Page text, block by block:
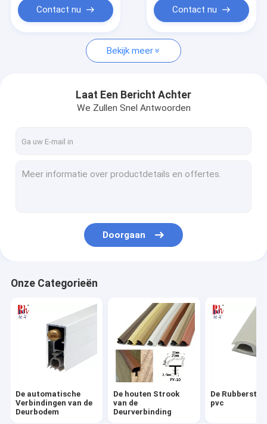
Nieuws
De houten Strook van de Deurverbinding
De Rubberstrook van pvc
De Stroken van de doucheverbinding
Het zelfklevende Weer Ontdoen van
De Rubberverbindingen van EPDM
Vuurvaste Verbindingen
Contact nu Contact nu
Bekijk meer
Laat Een Bericht Achter
We Zullen Snel Antwoorden
Doorgaan
Onze Categorieën
De automatische
Verbindingen van de
Deurbodem
De houten Strook
van de
Deurverbinding
De
pvc